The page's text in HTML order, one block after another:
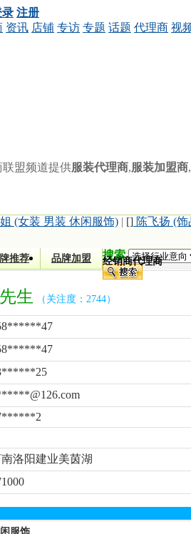
录 注册
资讯 店铺 专访 专题 话题 代理商 视
盟频道提供服装代理商, 服装加盟商,
(女装 男装 休闲服饰) | [] 陈飞扬 (
推荐 品牌加盟 搜索
经销商代理商
生 （关注度：2744）
洛阳建业美茵湖
服饰